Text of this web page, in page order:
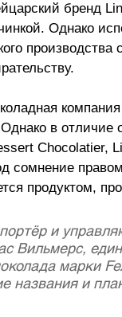
бренд
Однако
в отличие
Chocolatier,
сомнение
продуктом,
и
Вильмерс,
марки
названия и